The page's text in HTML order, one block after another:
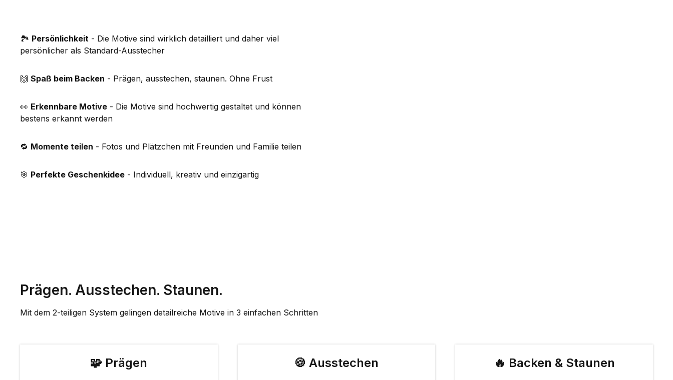
🏞️ Persönlichkeit - Die Motive sind wirklich detailliert und daher viel
persönlicher als Standard-Ausstecher
🙌 Spaß beim Backen - Prägen, ausstechen, staunen. Ohne Frust
👀 Erkennbare Motive - Die Motive sind hochwertig gestaltet und können
bestens erkannt werden
🔁 Momente teilen - Fotos und Plätzchen mit Freunden und Familie teilen
🎯 Perfekte Geschenkidee - Individuell, kreativ und einzigartig
Prägen. Ausstechen. Staunen.
Mit dem 2-teiligen System gelingen detailreiche Motive in 3 einfachen Schritten
🧩 Prägen 🍪 Ausstechen 🔥 Backen & Staunen